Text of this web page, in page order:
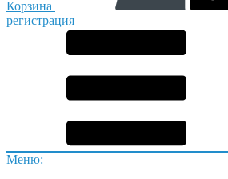
Корзина
регистрация
Меню: